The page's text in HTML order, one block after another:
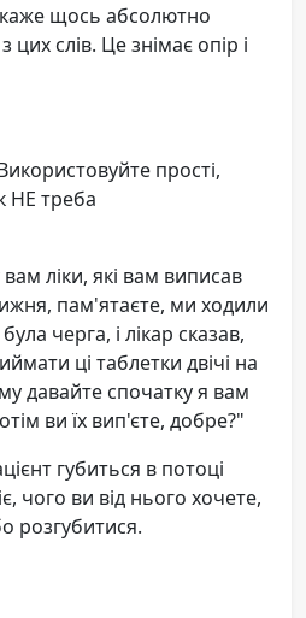
щось абсолютно
слів. Це знімає опір і
прості,
НЕ треба
ліки, які вам виписав
пам'ятаєте, ми ходили
черга, і лікар сказав,
ці таблетки двічі на
давайте спочатку я вам
ви їх вип'єте, добре?"
губиться в потоці
чого ви від нього хочете,
розгубитися.